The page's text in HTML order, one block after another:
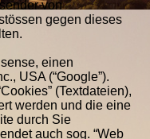
von
gegen dieses
einen
USA (“Google”).
(Textdateien),
werden und die eine
durch Sie
auch sog. “Web